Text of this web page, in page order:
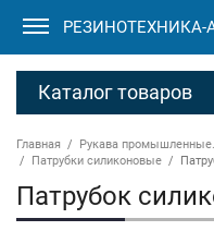
РЕЗИНОТЕХНИКА-
Каталог товаров
Главная
Рукава
Патрубки силиконовые
Патрубок